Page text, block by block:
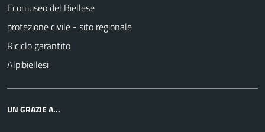
Ecomuseo del Biellese
protezione civile - sito regionale
Riciclo garantito
Alpibiellesi
UN GRAZIE A...